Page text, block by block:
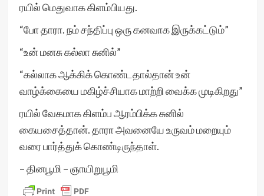
ரயில் மெதுவாக கிளம்பியது.
“போ தாரா. நம் சந்திப்பு ஒரு கனவாக இருக்கட்டும்”
“உன் மனசு கல்லா சுனில்”
“கல்லாக ஆக்கிக் கொண்டதால்தான் உன்
வாழ்க்கையை மகிழ்ச்சியாக மாற்றி வைக்க முடிகிறது”
ரயில் வேகமாக கிளம்ப ஆரம்பிக்க சுனில்
கையசைத்தான். தாரா அவனையே உருவம் மறையும்
வரை பார்த்துக் கொண்டிருந்தாள்.
– தினபூமி – ஞாயிறுபூமி